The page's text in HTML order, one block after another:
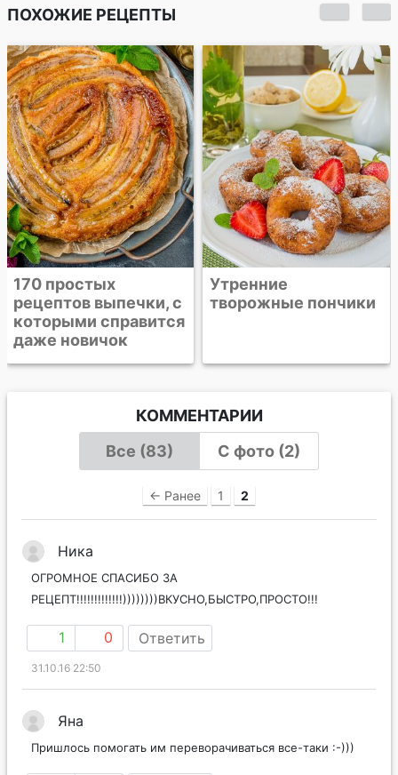
ПОХОЖИЕ РЕЦЕПТЫ
Утренние
творожные пончики
Мамины творожные
пончики
КОММЕНТАРИИ
Все (83)
С фото (2)
← Ранее 1 2
Ника
ОГРОМНОЕ СПАСИБО ЗА
РЕЦЕПТ!!!!!!!!!!!!!))))))))ВКУСНО,БЫСТРО,ПРОСТО!!!
1 0 Ответить
31.10.16 22:50
Яна
Пришлось помогать им переворачиваться все-таки :-)))